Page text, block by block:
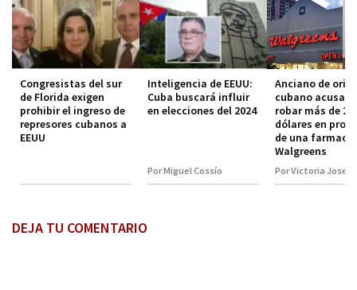
Congresistas del sur
de Florida exigen
prohibir el ingreso de
represores cubanos a
EEUU
Inteligencia de EEUU:
Cuba buscará influir
en elecciones del 2024
Por Miguel Cossío
Anciano de
cubano
robar más de
dólares en
de una farmacia
Walgreens
Por Victoria
DEJA TU COMENTARIO